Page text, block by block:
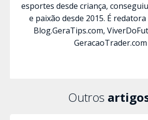
esportes desde criança,
e paixão desde 2015. É
Blog.GeraTips.com,
GeracaoTrader.com
Outros